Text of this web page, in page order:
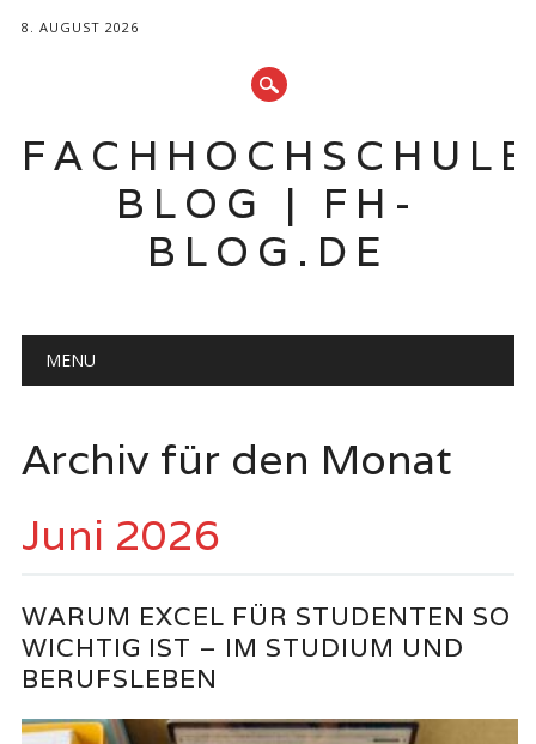
8. AUGUST 2026
BLOG | FH-
BLOG.DE
Hauptmenü
MENU
Archiv für den Monat
Juni 2026
WARUM EXCEL FÜR STUDENTEN SO
WICHTIG IST – IM STUDIUM UND
BERUFSLEBEN